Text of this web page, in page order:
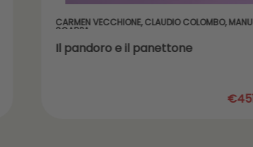
CARMEN VECCHIONE,CLAUDIO COLOMBO,
SCARPA
Il pandoro e il panettone